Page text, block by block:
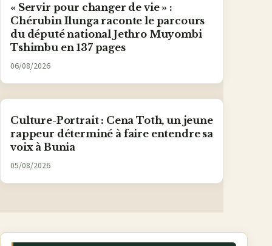
« Servir pour changer de vie » :
Chérubin Ilunga raconte le parcours
du député national Jethro Muyombi
Tshimbu en 137 pages
06/08/2026
Culture-Portrait : Cena Toth, un jeune
rappeur déterminé à faire entendre sa
voix à Bunia
05/08/2026